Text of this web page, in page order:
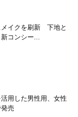
メイクを刷新 下地と
コンシー...
用した男性用、女性
売